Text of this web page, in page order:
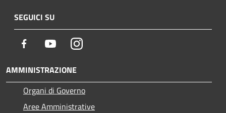
SEGUICI SU
Facebook YoutubeInstagram
AMMINISTRAZIONE
Organi di Governo
Aree Amministrative